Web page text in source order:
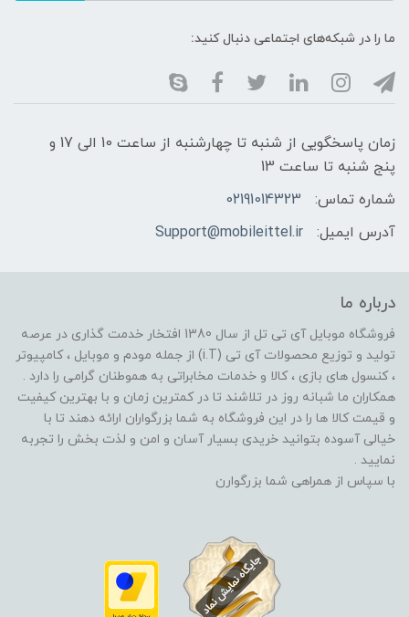
ما را در شبکه‌های اجتماعی دنبال کنید:
زمان پاسخگویی از شنبه تا چهارشنبه از ساعت 10 الی 17 و
پنج شنبه تا ساعت 13
شماره تماس:
02191014323
آدرس ایمیل:
Support@mobileittel.ir
درباره ما
فروشگاه موبایل آی تی تل از سال 1380 افتخار خدمت گذاری در عرصه
تولید و توزیع محصولات آی تی (i.T) از جمله مودم و موبایل ، کامپیوتر
، کنسول های بازی ، کالا و خدمات مخابراتی به هموطنان گرامی را دارد .
همکاران ما شبانه روز در تلاشند تا در کمترین زمان و با بهترین کیفیت
و قیمت کالا ها را در این فروشگاه به شما بزرگواران ارائه دهند تا با
خیالی آسوده بتوانید خریدی بسیار آسان و امن و لذت بخش را تجربه
نمایید .
با سپاس از همراهی شما بزرگوارن